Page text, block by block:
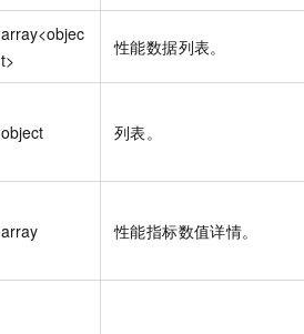
array<objec
t>
性能数据列表。
object 列表。
array 性能指标数值详情。